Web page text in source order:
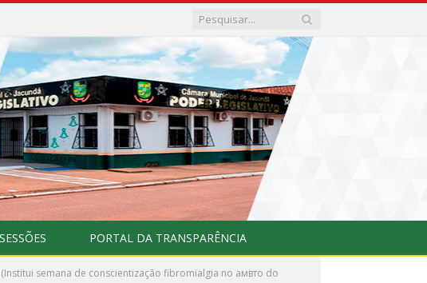
SESSÕES PORTAL DA TRANSPARÊNCIA
(Institui semana de conscientização fibromialgia no амвто do